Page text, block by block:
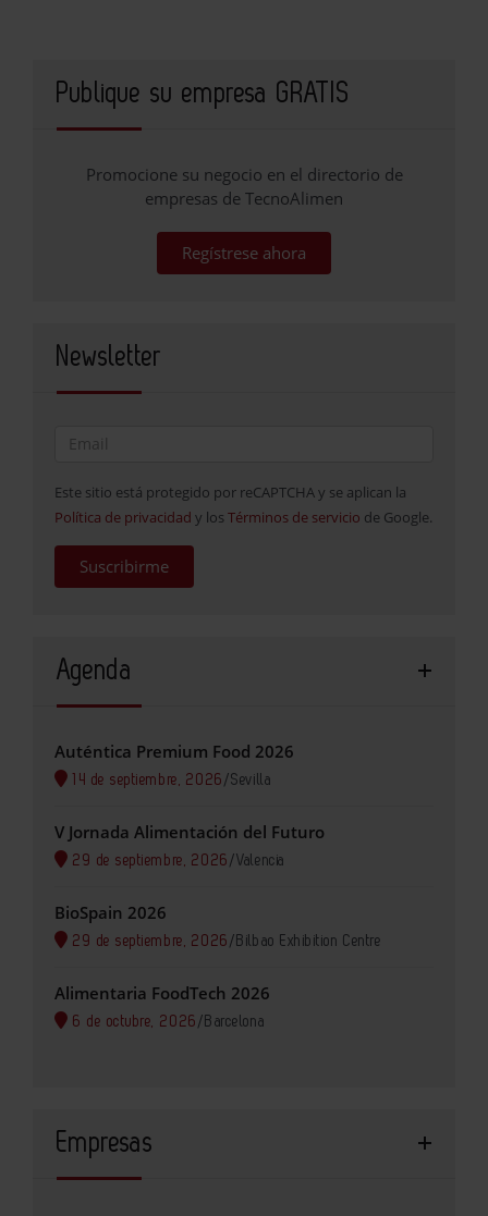
Publique su empresa GRATIS
Promocione su negocio en el directorio de
empresas de TecnoAlimen
Regístrese ahora
Newsletter
Este sitio está protegido por reCAPTCHA y se aplican la
Política de privacidad y los Términos de servicio de Google.
Suscribirme
Agenda
Auténtica Premium Food 2026
14 de septiembre, 2026 /Sevilla
V Jornada Alimentación del Futuro
29 de septiembre, 2026 /Valencia
BioSpain 2026
29 de septiembre, 2026 / Bilbao Exhibition Centre
Alimentaria FoodTech 2026
6 de octubre, 2026 / Barcelona
Empresas